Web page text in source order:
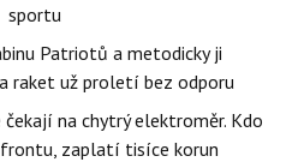
sportu
Patriotů a metodicky ji
raket už proletí bez odporu
na chytrý elektroměr. Kdo
zaplatí tisíce korun